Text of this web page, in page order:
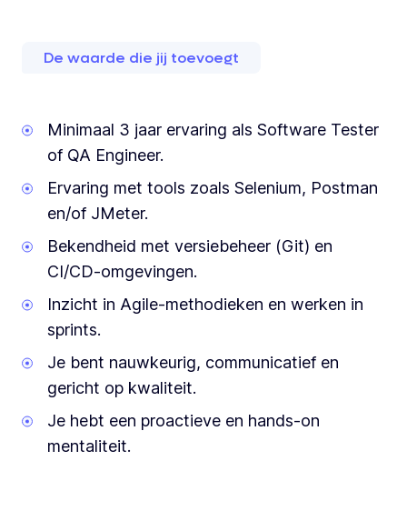
De waarde die jij toevoegt
Minimaal 3 jaar ervaring als Software Tester
of QA Engineer.
Ervaring met tools zoals Selenium, Postman
en/of JMeter.
Bekendheid met versiebeheer (Git) en
CI/CD-omgevingen.
Inzicht in Agile-methodieken en werken in
sprints.
Je bent nauwkeurig, communicatief en
gericht op kwaliteit.
Je hebt een proactieve en hands-on
mentaliteit.